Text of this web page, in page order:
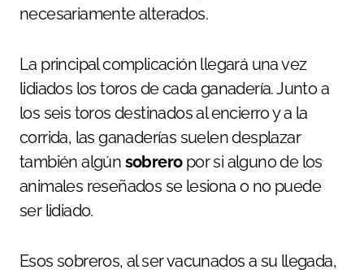
necesariamente alterados.
La principal complicación llegará una vez
lidiados los toros de cada ganadería. Junto a
los seis toros destinados al encierro y a la
corrida, las ganaderías suelen desplazar
también algún sobreropor si alguno de los
animales reseñados se lesiona o no puede
ser lidiado.
Esos sobreros, al ser vacunados a su llegada,